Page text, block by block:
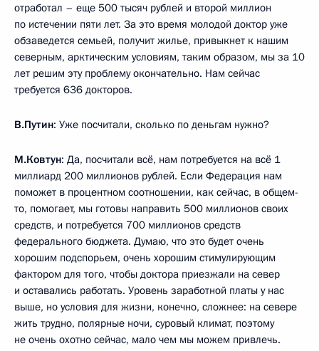
отработал – еще 500 тысяч рублей и второй миллион
по истечении пяти лет. За это время молодой доктор уже
обзаведется семьей, получит жилье, привыкнет к нашим
северным, арктическим условиям, таким образом, мы за 10
лет решим эту проблему окончательно. Нам сейчас
требуется 636 докторов.
В.Путин: Уже посчитали, сколько по деньгам нужно?
М.Ковтун: Да, посчитали всё, нам потребуется на всё 1
миллиард 200 миллионов рублей. Если Федерация нам
поможет в процентном соотношении, как сейчас, в общем-
то, помогает, мы готовы направить 500 миллионов своих
средств, и потребуется 700 миллионов средств
федерального бюджета. Думаю, что это будет очень
хорошим подспорьем, очень хорошим стимулирующим
фактором для того, чтобы доктора приезжали на север
и оставались работать. Уровень заработной платы у нас
выше, но условия для жизни, конечно, сложнее: на севере
жить трудно, полярные ночи, суровый климат, поэтому
не очень охотно сейчас, мало чем мы можем привлечь.